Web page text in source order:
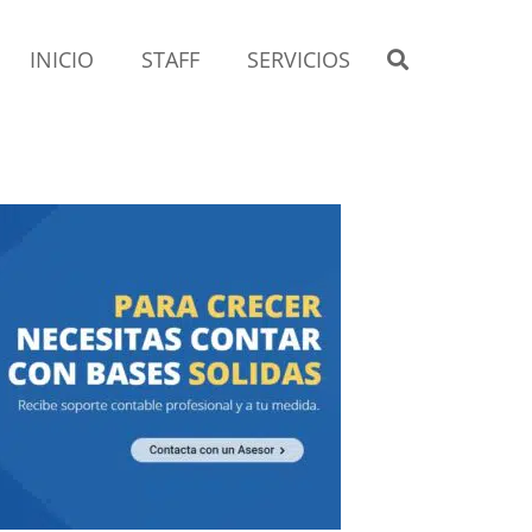
INICIO STAFF SERVICIOS